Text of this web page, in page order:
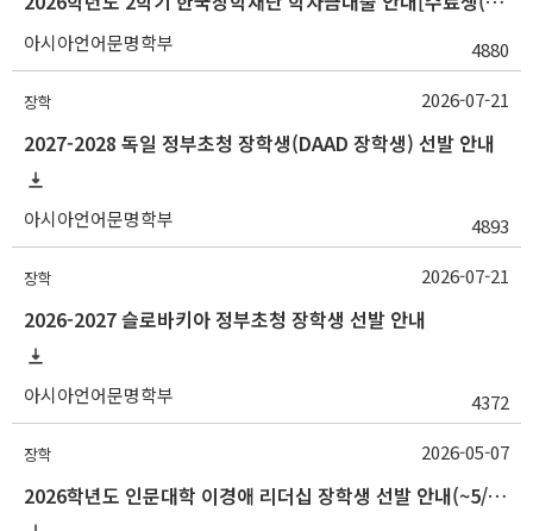
아시아언어문명학부 4880
장학
2027-2028 독일 정부초청 장학생(DAAD 장학생) 선발 안내
아시아언어문명학부 4893
2026-07-21
장학
2026-2027 슬로바키아 정부초청 장학생 선발 안내
아시아언어문명학부 4372
2026-07-21
장학
2026학년도 인문대학 이경애 리더십 장학생 선발 안내(~5/15 10:00)
2026-05-07